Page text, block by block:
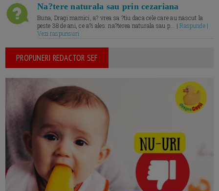
Na?tere naturala sau prin cezariana
Buna, Dragi mamici, a? vrea sa ?tiu daca cele care au nascut la
peste 38 de ani, ce a?i ales: na?terea naturala sau p... |Raspunde |
Vezi raspunsuri
PROPUNERI REDACTOR SEF